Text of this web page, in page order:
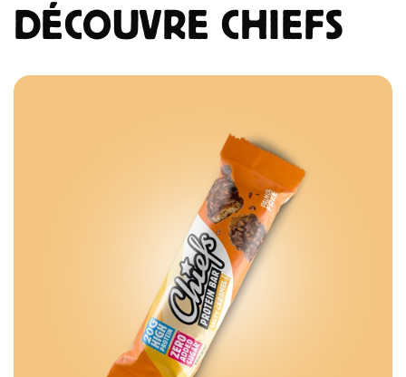
DÉCOUVRE CHIEFS